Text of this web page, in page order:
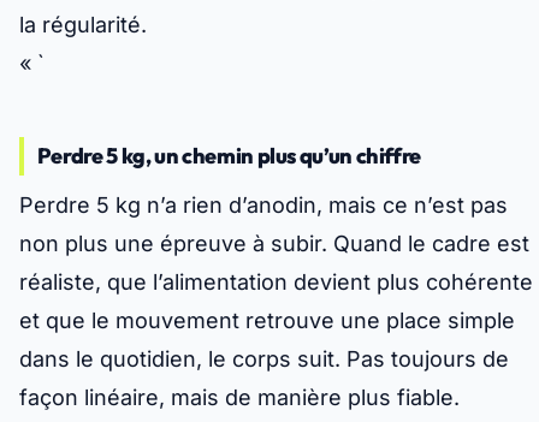
la régularité.
« `
Perdre 5 kg, un chemin plus qu’un chiffre
Perdre 5 kg n’a rien d’anodin, mais ce n’est pas
non plus une épreuve à subir. Quand le cadre est
réaliste, que l’alimentation devient plus cohérente
et que le mouvement retrouve une place simple
dans le quotidien, le corps suit. Pas toujours de
façon linéaire, mais de manière plus fiable.